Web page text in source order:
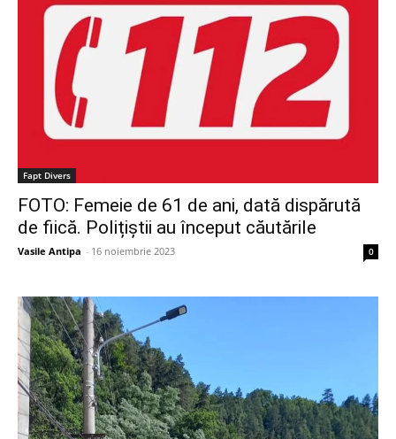
Fapt Divers
FOTO: Femeie de 61 de ani, dată dispărută
de fiică. Polițiștii au început căutările
Vasile Antipa - 16 noiembrie 2023 0